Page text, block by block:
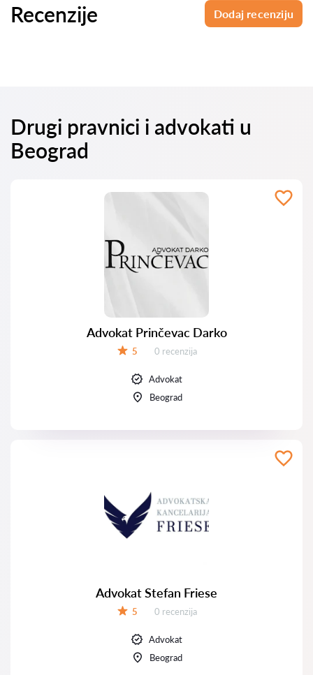
Recenzije Dodaj recenziju
Drugi pravnici i advokati u
Beograd
Advokat Prinčevac Darko
5 Recenzija:
0 recenzija
Advokat
Beograd
Advokat Stefan Friese
5 Recenzija:
0 recenzija
Advokat
Beograd